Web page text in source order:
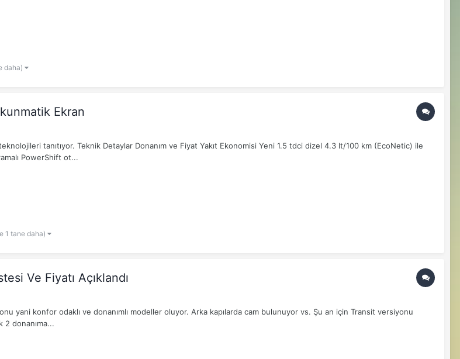
daha)
Ekran
tanıtıyor. Teknik Detaylar Donanım ve Fiyat Yakıt Ekonomisi Yeni 1.5 tdci dizel 4.3 lt/100 km (EcoNetic) ile
PowerShift ot...
1 tane daha)
Ve Fiyatı Açıklandı
yani konfor odaklı ve donanımlı modeller oluyor. Arka kapılarda cam bulunuyor vs. Şu an için Transit versiyonu
2 donanıma...